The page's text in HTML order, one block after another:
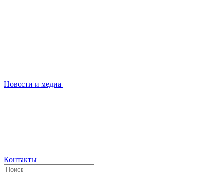
Новости и медиа
Контакты